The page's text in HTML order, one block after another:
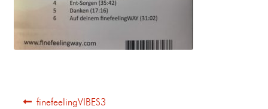
finefeelingVIBES3